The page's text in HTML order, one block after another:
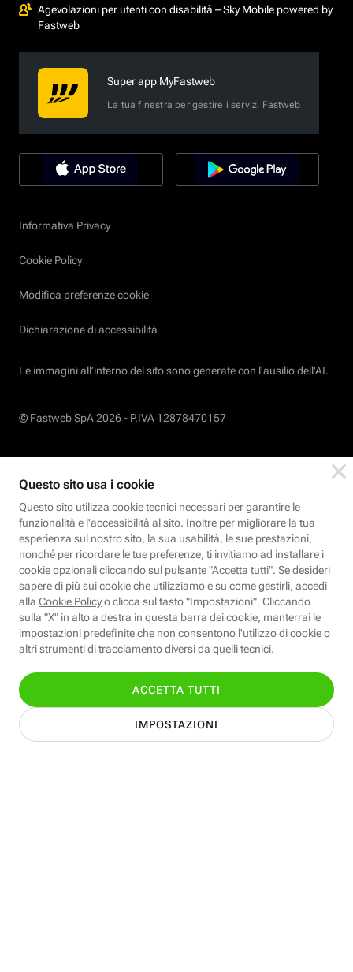
Agevolazioni per utenti con disabilità – Sky Mobile powered by
Fastweb
Super app MyFastweb
La tua finestra per gestire i servizi Fastweb
Informativa Privacy
Cookie Policy
Modifica preferenze cookie
Dichiarazione di accessibilità
Le immagini all’interno del sito sono generate con l'ausilio dell'AI.
© Fastweb SpA 2026 - P.IVA 12878470157